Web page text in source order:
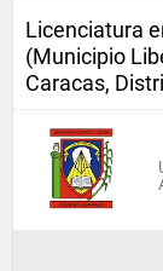
Licenciatura
(Municipio
Caracas,